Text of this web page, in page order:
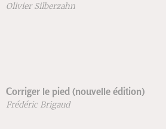
Olivier Silberzahn
Corriger le pied (nouvelle édition)
Frédéric Brigaud